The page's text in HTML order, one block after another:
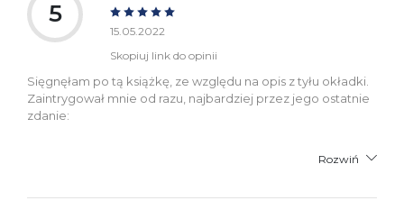
5
15.05.2022
Skopiuj link do opinii
Sięgnęłam po tą książkę, ze względu na opis z tyłu okładki.
Zaintrygował mnie od razu, najbardziej przez jego ostatnie
zdanie:
Rozwiń